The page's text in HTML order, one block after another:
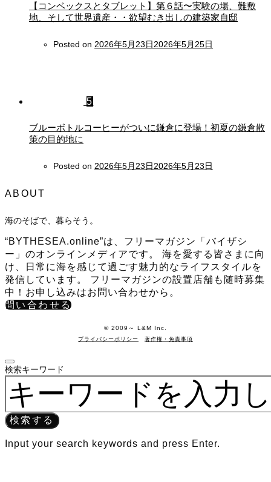
【コンベックスとタブレット】第６話〜実験の場、難敷
地、そして世界遺産・・欲望むき出しの建築家自邸
Posted on 2026年5月23日2026年5月25日
5
ブルーボトルコーヒーがついに鎌倉に登場！初夏の鎌倉散
策の目的地に
Posted on 2026年5月23日2026年5月23日
ABOUT
海のそばで、暮らそう。
“BYTHESEA.online”は、フリーマガジン「バイザシ
ー」のオンラインメディアです。 海を愛する皆さまに向
け、日常に海を感じて過ごす魅力的なライフスタイルを
発信しています。 フリーマガジンの設置店舗も随時募集
中！お申し込みはお問い合わせから。
問い合わせる
©️ 2009～ L&M Inc.
プライバシーポリシー 著作権・免責事項
検索キーワード
検索する
Input your search keywords and press Enter.